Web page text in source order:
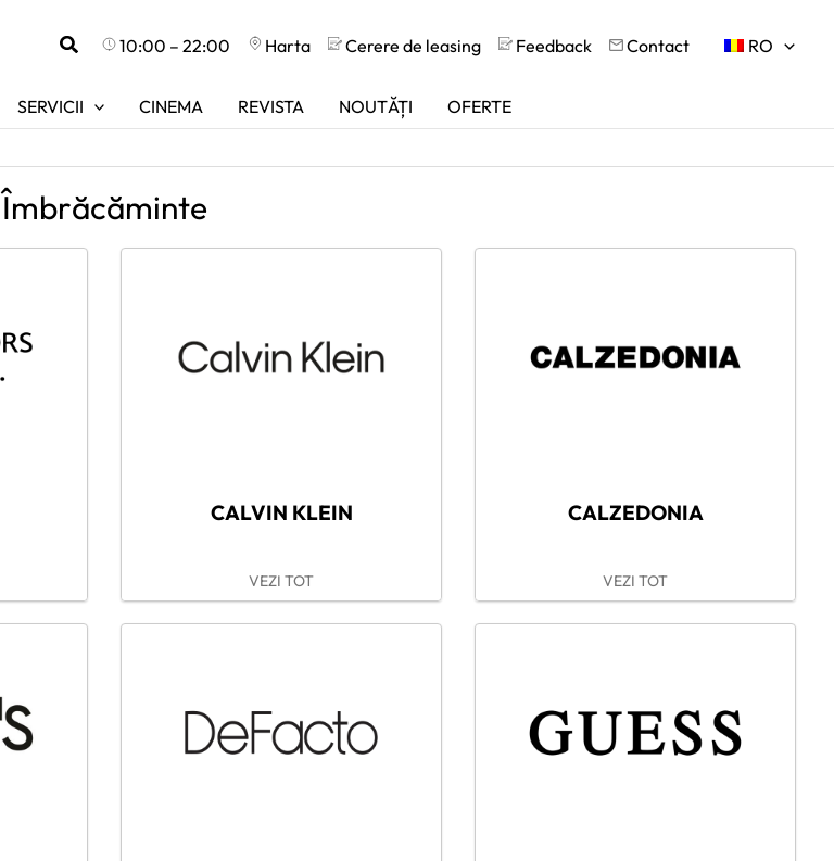
Search10:00 – 22:00 Harta Cerere de leasing Feedback Contact RO
SERVICII CINEMA REVISTA NOUTĂȚI OFERTE
Îmbrăcăminte
CALVIN KLEIN
VEZI TOT
CALZEDONIA
VEZI TOT